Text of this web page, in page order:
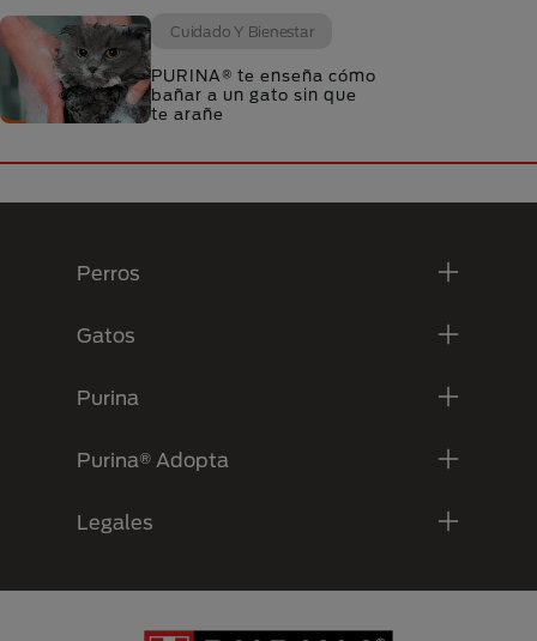
Cuidado Y Bienestar
PURINA® te enseña cómo
bañar a un gato sin que
te arañe
Perros
Gatos
Purina
Purina® Adopta
Legales